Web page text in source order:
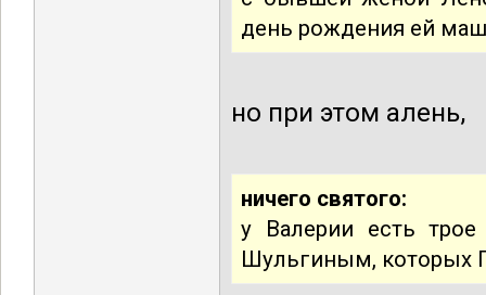
день рождения ей
но при этом алень,
ничего святого:
у Валерии есть
Шульгиным, которых